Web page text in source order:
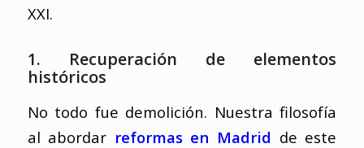
XXI.
1. Recuperación de elementos
históricos
No todo fue demolición. Nuestra filosofía
al abordar reformas en Madrid de este